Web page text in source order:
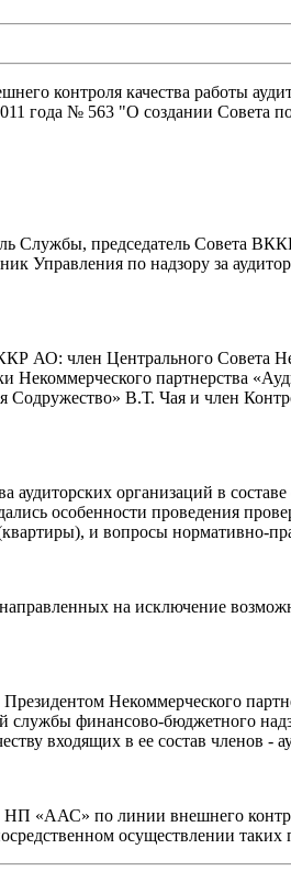
контроля качества работы
года № 563 "О создании Совета
Службы, председатель Совета
по надзору за
АО: член Центрального Совета
Некоммерческого партнерства
В.Т. Чая и член
организаций в
особенности проведения
и вопросы нормативно-
на исключение
Некоммерческого
финансово-бюджетного
входящих в ее состав членов -
«ААС» по линии внешнего
осуществлении таких